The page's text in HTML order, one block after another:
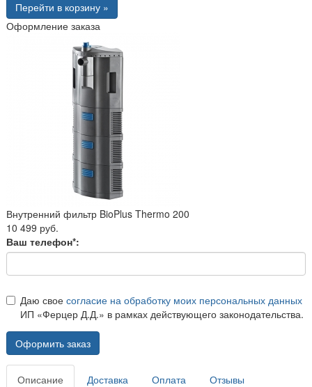
Перейти в корзину »
Оформление заказа
Внутренний фильтр BioPlus Thermo 200
10 499 руб.
Ваш телефон*:
Даю свое согласие на обработку моих персональных данных
ИП «Ферцер Д.Д.» в рамках действующего законодательства.
Оформить заказ
Описание Доставка Оплата Отзывы